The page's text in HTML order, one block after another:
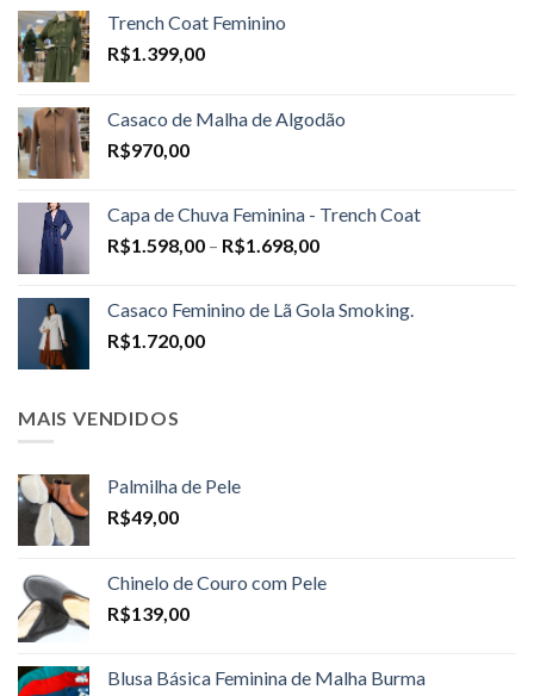
Trench Coat Feminino
R$1.399,00
Casaco de Malha de Algodão
R$970,00
Capa de Chuva Feminina - Trench Coat
R$1.598,00 – R$1.698,00Price
through
Casaco Feminino de Lã Gola Smoking.
R$1.720,00
MAIS VENDIDOS
Palmilha de Pele
R$49,00
Chinelo de Couro com Pele
R$139,00
Blusa Básica Feminina de Malha Burma